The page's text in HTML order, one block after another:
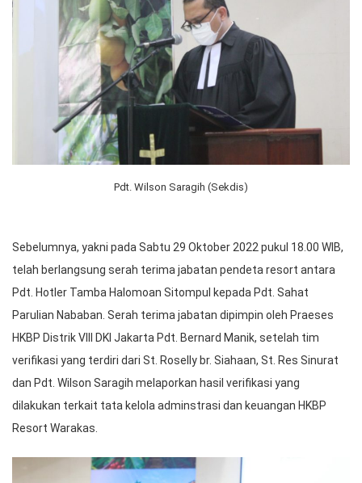
Pdt. Wilson Saragih (Sekdis)
Sebelumnya, yakni pada Sabtu 29 Oktober 2022 pukul 18.00 WIB,
telah berlangsung serah terima jabatan pendeta resort antara
Pdt. Hotler Tamba Halomoan Sitompul kepada Pdt. Sahat
Parulian Nababan. Serah terima jabatan dipimpin oleh Praeses
HKBP Distrik VIII DKI Jakarta Pdt. Bernard Manik, setelah tim
verifikasi yang terdiri dari St. Roselly br. Siahaan, St. Res Sinurat
dan Pdt. Wilson Saragih melaporkan hasil verifikasi yang
dilakukan terkait tata kelola adminstrasi dan keuangan HKBP
Resort Warakas.